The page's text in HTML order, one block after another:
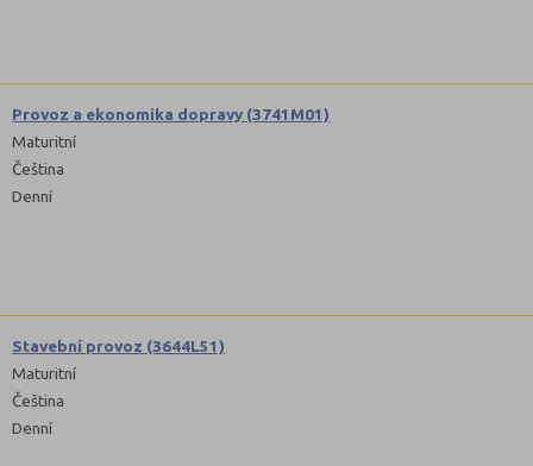
Provoz a ekonomika dopravy (3741M01)
Maturitní
Čeština
Denní
Stavební provoz (3644L51)
Maturitní
Čeština
Denní